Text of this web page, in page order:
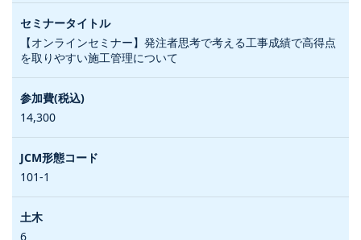
【オンラインセミナー】発注者思考で考える工事成績で高得点
を取りやすい施工管理について
14,300
101-1
6